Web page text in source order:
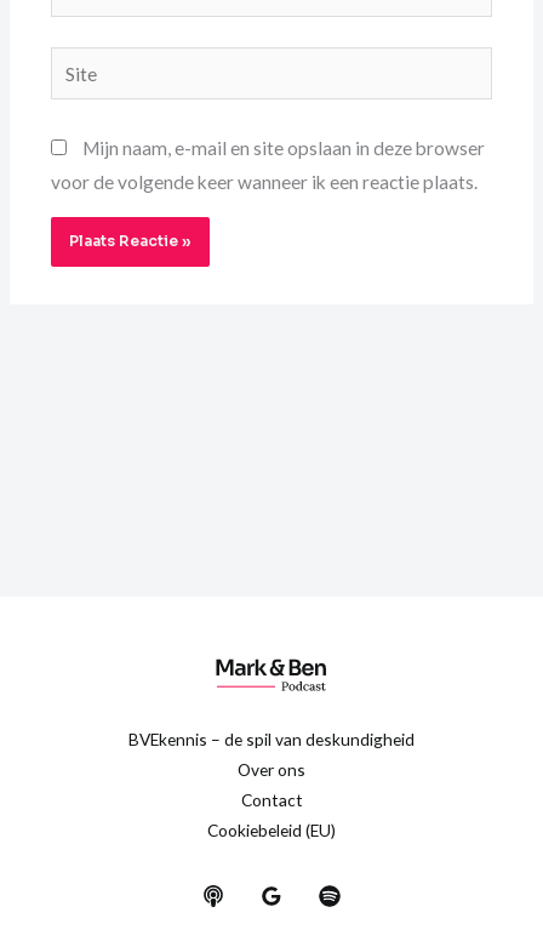
mail*
Site
Mijn naam, e-mail en site opslaan in deze browser
voor de volgende keer wanneer ik een reactie plaats.
BVEkennis – de spil van deskundigheid
Over ons
Contact
Cookiebeleid (EU)